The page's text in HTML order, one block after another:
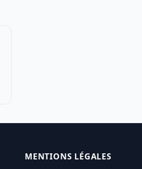
MENTIONS LÉGALES